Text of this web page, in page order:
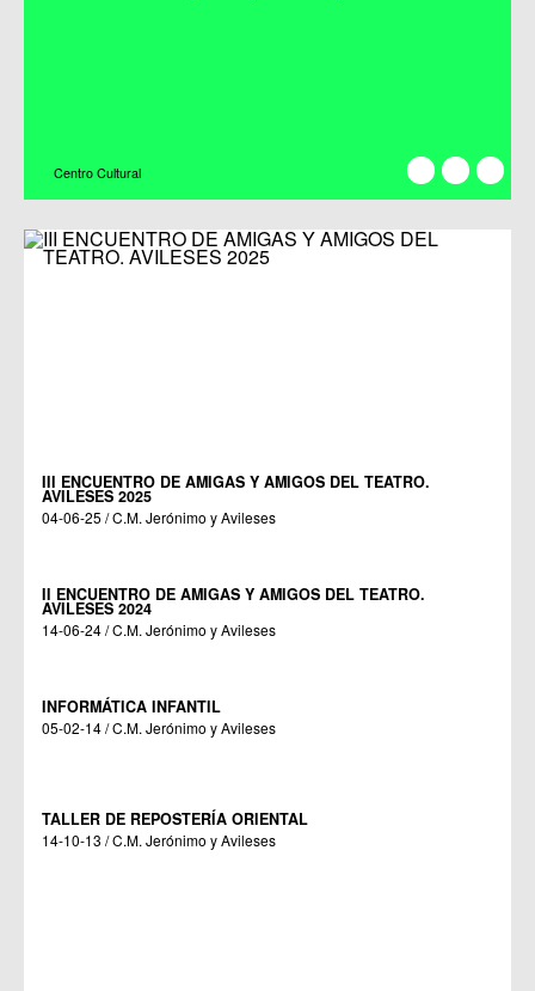
Centro Cultural
III ENCUENTRO DE AMIGAS Y AMIGOS DEL TEATRO.
AVILESES 2025
04-06-25 / C.M. Jerónimo y Avileses
II ENCUENTRO DE AMIGAS Y AMIGOS DEL TEATRO.
AVILESES 2024
14-06-24 / C.M. Jerónimo y Avileses
INFORMÁTICA INFANTIL
05-02-14 / C.M. Jerónimo y Avileses
TALLER DE REPOSTERÍA ORIENTAL
14-10-13 / C.M. Jerónimo y Avileses